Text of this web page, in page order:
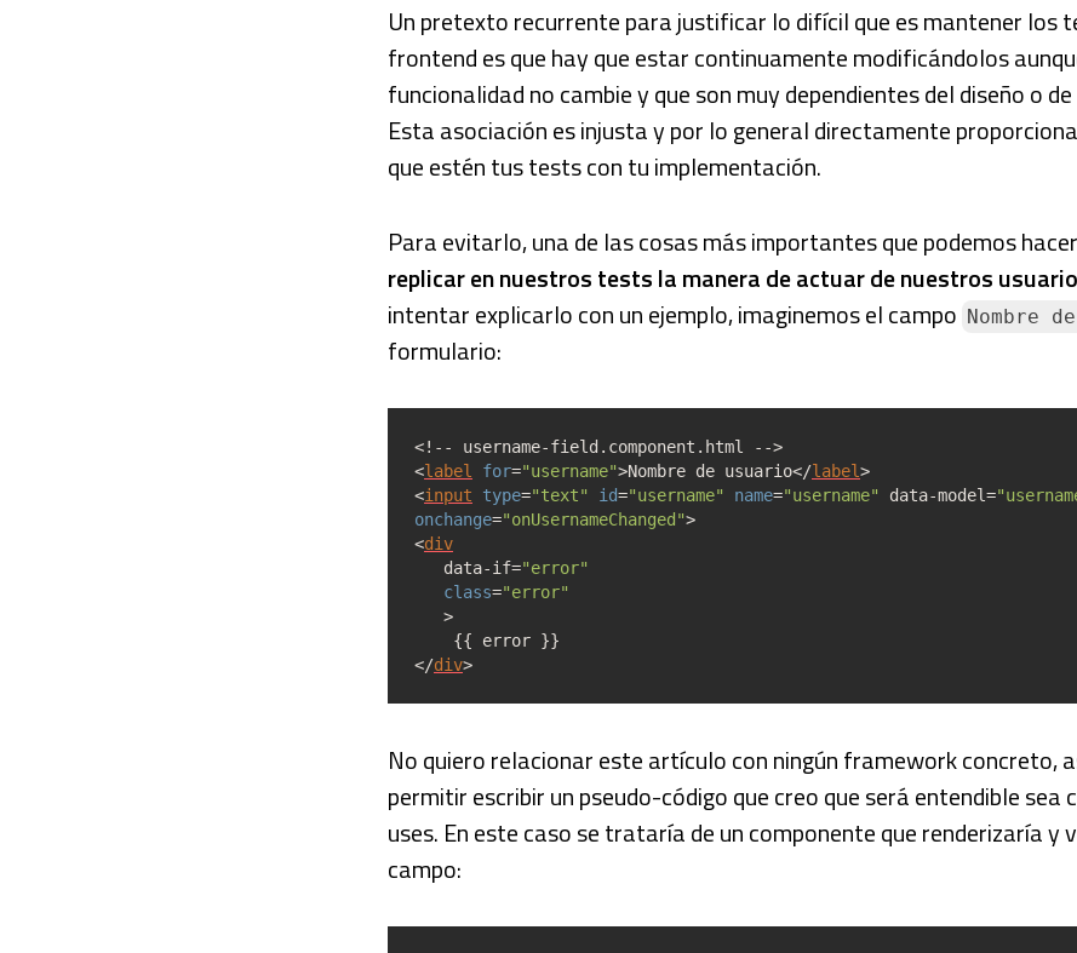
Un pretexto recurrente para justificar lo difícil que es mantener los
frontend es que hay que estar continuamente modificándolos
funcionalidad no cambie y que son muy dependientes del diseño o
Esta asociación es injusta y por lo general directamente
que estén tus tests con tu implementación.
Para evitarlo, una de las cosas más importantes que podemos
replicar en nuestros tests la manera de actuar de nuestros
intentar explicarlo con un ejemplo, imaginemos el campo Nombre
formulario:
<!-- username-field.component.html -->
<label for="username">Nombre de usuario</label>
<input type="text" id="username" name="username" data-model=
onchange="onUsernameChanged">
<div
data-if="error"
class="error"
>
{{ error }}
</div>
No quiero relacionar este artículo con ningún framework concreto,
permitir escribir un pseudo-código que creo que será entendible sea
uses. En este caso se trataría de un componente que renderizaría y
campo: